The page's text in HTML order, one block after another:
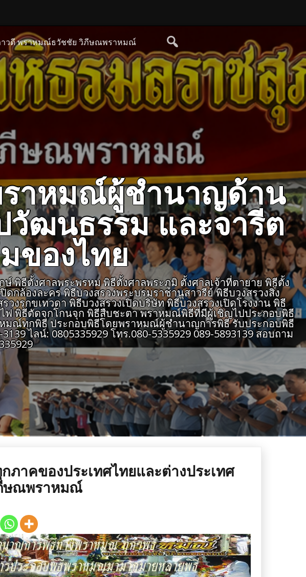
วดี พราหมณ์ธวัชชัย วิภีษณพราหมณ์
าหมณ์ผู้ชำนาญด้าน
ฒนธรรม และจารีต
ของไทย
พิธีตั้งศาลพระพรหม พิธีตั้งศาลพระภูมิ ตั้งศาลเจ้าที่ตายาย พิธีตั้ง
กล้องละคร พิธีบวงสรวงพระบรมราชานุสาวรีย์ พิธีบวงสรวงสิ่ง
รุกขเทวดา พิธีบวงสรวงเปิดบริษัท พิธีบวงสรวงเปิดโรงงาน พิธี
ฟ พิธีตัดจุกโกนจุก พิธีสืบชะตา พราหมณ์พิธีที่มีผู้เชิญไปประกอบพิธี
มณ์ทุกพิธี ประกอบพิธีโดยพราหมณ์ผู้ชำนาญการพิธี รับประกอบพิธี
ไลน์: 0805335929 โทร.080-5335929 089-5893139 สอบถาม
ภาคของประเทศไทยและต่างประเทศ
ษณพราหมณ์